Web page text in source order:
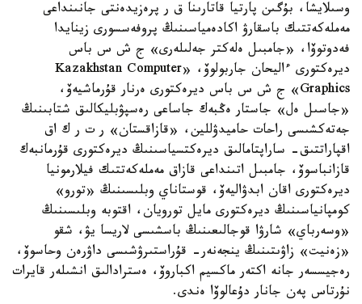
وسىلايشا، بۇگىن پارتيا قاتارىنا ق ر پرەزيدەنتى جانىنداعى
مەملەكەتتىك باسقارۋ اكادەمياسىنىڭ پروفەسسورى زينايدا
فەدوتوۆا، «جامبىل ەلەكتر جەلىلەرى» ج ش س باس
ديرەكتورى ءاليحان جاربولوۆ، «Kazakhstan Computer
Graphics» ج ش س باس ديرەكتورى ەرنار قۇرماشيەۆ،
«جاسىل ەل» جاستار ەڭبەك جاساعى رەسپۋبليكالىق شتابىنىڭ
جەتەكشىسى راحات حاميدۋللين، «قازاقستان» ر ت ر ك اق
اقپاراتتىق- ساراپتامالىق ديرەكتسياسىنىڭ ديرەكتورى قۇرمانبەك
قازانباسوۆ، جامبىل اتىنداعى قازاق مەملەكەتتىك فيلارمونيا
ديرەكتورى اقان ابدۋاليەۆ، قوستاناي وبلىسىنىڭ «تورو»
كومپانياسىنىڭ ديرەكتورى مايل تورويان، اقتوبە وبلىسىنىڭ
«وسەرباي» شارۋا قوجالىعىنىڭ باسشىسى لاريسا يۋ، شقو
«زەنيت» زاۋىتىنىڭ ينجەنەر- قۇراستىرۋشىسى داۋرەن وحاسوۆ،
رەجيسسەر جانە اكتەر ماكسيم اكباروۆ، ەسترادالىق انشىلەر قايرات
نۇرتاس پەن جانار دۇعالوۆا ەندى.